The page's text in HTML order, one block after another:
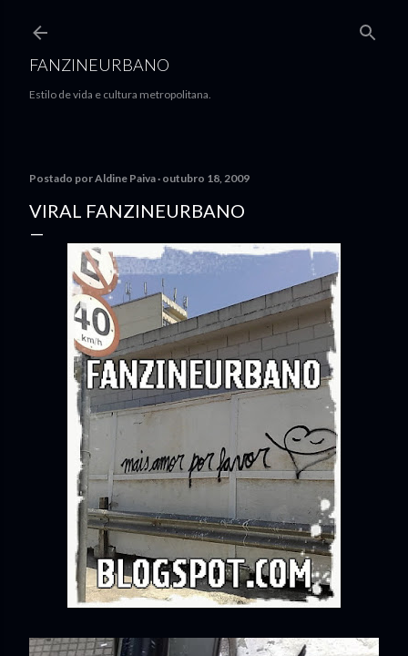
FANZINEURBANO
Estilo de vida e cultura metropolitana.
Postado porAldine Paiva outubro 18, 2009
VIRAL FANZINEURBANO